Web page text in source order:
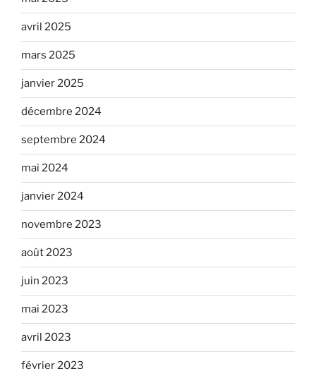
avril 2025
mars 2025
janvier 2025
décembre 2024
septembre 2024
mai 2024
janvier 2024
novembre 2023
août 2023
juin 2023
mai 2023
avril 2023
février 2023